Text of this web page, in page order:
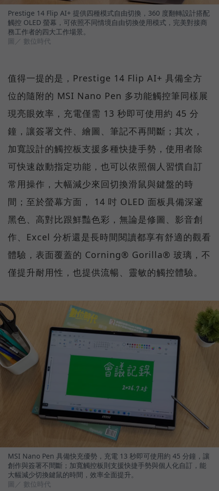
Prestige 14 Flip AI+ 提供四種模式自由切換，360 度翻轉設計搭配
觸控 OLED 螢幕，可依照不同情境自由切換使用模式，完美對接商
務工作者的四大工作場景。
圖／ 數位時代
值得一提的是，Prestige 14 Flip AI+ 具備全方
位的隨附的 MSI Nano Pen 多功能觸控筆同樣展
現亮眼效率，充電僅需 13 秒即可使用約 45 分
鐘，讓簽署文件、繪圖、筆記不再間斷；其次，
加寬設計的觸控板支援多種快捷手勢，使用者除
可快速啟動指定功能，也可以依照個人習慣自訂
常用操作，大幅減少來回切換滑鼠與鍵盤的時
間；至於螢幕方面， 14 吋 OLED 面板具備深邃
黑色、高對比跟鮮豔色彩，無論是修圖、影音創
作、Excel 分析還是長時間閱讀都享有舒適的觀看
體驗，表面覆蓋的 Corning® Gorilla® 玻璃，不
僅提升耐用性，也提供流暢、靈敏的觸控體驗。
MSI Nano Pen 具備快充優勢，充電 13 秒即可使用約 45 分鐘，讓
創作與簽署不間斷；加寬觸控板則支援快捷手勢與個人化自訂，能
大幅減少切換鍵鼠的時間，效率全面提升。
圖／ 數位時代